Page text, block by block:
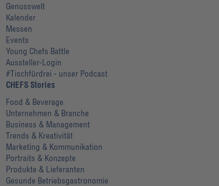
Genusswelt
Kalender
Messen
Events
Young Chefs Battle
Aussteller-Login
#Tischfürdrei - unser Podcast
CHEFS Stories
Food & Beverage
Unternehmen & Branche
Business & Management
Trends & Kreativität
Marketing & Kommunikation
Portraits & Konzepte
Produkte & Lieferanten
Gesunde Betriebsgastronomie